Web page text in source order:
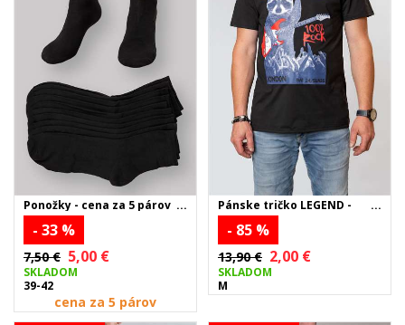
Ponožky - cena za 5 párov
- 33 %
7,50 € 5,00 €
SKLADOM
39-42
cena za 5 párov
Pánske tričko LEGEND -
čierne
- 85 %
13,90 € 2,00 €
SKLADOM
M